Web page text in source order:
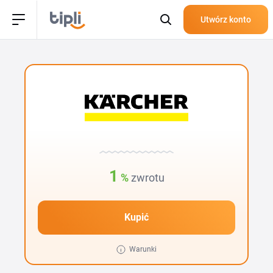
Utwórz konto
1 % zwrotu
Kupić
Warunki